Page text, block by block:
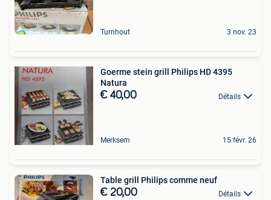
Turnhout 3 nov. 23
Goerme stein grill Philips HD 4395
Natura
€ 40,00 Détails
Merksem 15 févr. 26
Table grill Philips comme neuf
€ 20,00 Détails